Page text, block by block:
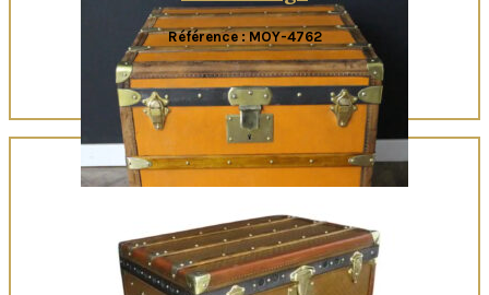
Référence : MOY-4762